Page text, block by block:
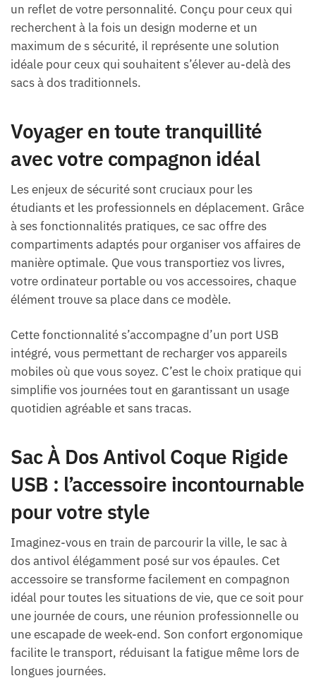
un reflet de votre personnalité. Conçu pour ceux qui
recherchent à la fois un design moderne et un
maximum de s sécurité, il représente une solution
idéale pour ceux qui souhaitent s’élever au-delà des
sacs à dos traditionnels.
Voyager en toute tranquillité
avec votre compagnon idéal
Les enjeux de sécurité sont cruciaux pour les
étudiants et les professionnels en déplacement. Grâce
à ses fonctionnalités pratiques, ce sac offre des
compartiments adaptés pour organiser vos affaires de
manière optimale. Que vous transportiez vos livres,
votre ordinateur portable ou vos accessoires, chaque
élément trouve sa place dans ce modèle.
Cette fonctionnalité s’accompagne d’un port USB
intégré, vous permettant de recharger vos appareils
mobiles où que vous soyez. C’est le choix pratique qui
simplifie vos journées tout en garantissant un usage
quotidien agréable et sans tracas.
Sac À Dos Antivol Coque Rigide
USB : l’accessoire incontournable
pour votre style
Imaginez-vous en train de parcourir la ville, le sac à
dos antivol élégamment posé sur vos épaules. Cet
accessoire se transforme facilement en compagnon
idéal pour toutes les situations de vie, que ce soit pour
une journée de cours, une réunion professionnelle ou
une escapade de week-end. Son confort ergonomique
facilite le transport, réduisant la fatigue même lors de
longues journées.